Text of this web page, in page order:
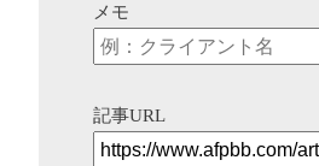
メモ
記事URL